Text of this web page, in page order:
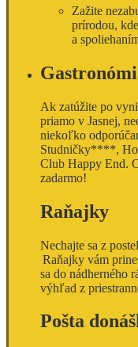
Zažite
prírodou,
a
Ak zatúžite po
priamo v Jasnej,
niekoľko
Studničky****,
Club Happy End.
zadarmo!
Raňajky
Nechajte sa z
Raňajky vám
sa do nádherného
výhľad z
Pošta